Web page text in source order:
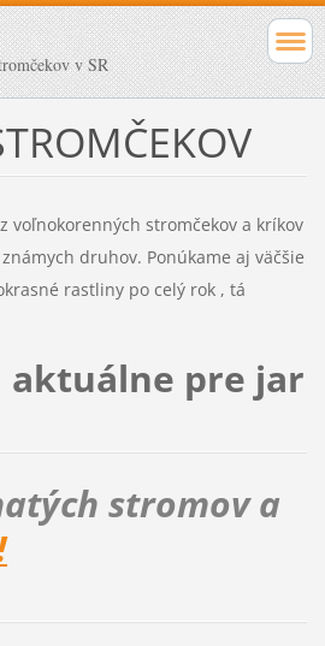
v SR
voľnokorenných stromčekov a kríkov
druhov. Ponúkame aj väčšie
rastliny po celý rok , tá
aktuálne pre jar
stromov a